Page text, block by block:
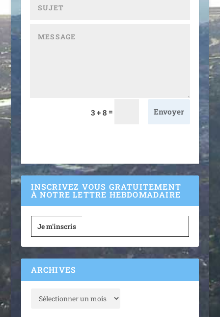
3 + 8 = Envoyer
INSCRIVEZ VOUS GRATUITEMENT
À NOTRE LETTRE HEBDOMADAIRE
Je m'inscris
ARCHIVES